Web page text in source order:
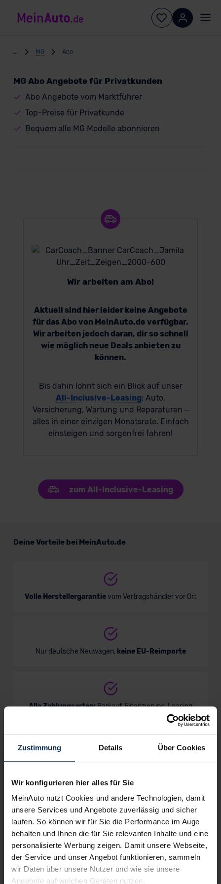
Zustimmung Details Über Cookies
Wir konfigurieren hier alles für Sie
MeinAuto nutzt Cookies und andere Technologien, damit
unsere Services und Angebote zuverlässig und sicher
laufen. So können wir für Sie die Performance im Auge
behalten und Ihnen die für Sie relevanten Inhalte und eine
personalisierte Werbung zeigen. Damit unsere Webseite,
der Service und unser Angebot funktionieren, sammeln
wir Daten über unsere Nutzer und wie sie unsere
Angebote auf welchen Geräten nutzen.
MG Abo
MG Abo Angebote für Privatkunden
Abo Angebote vom Marktführer
Top-Preise für Privatkunde
Bequem alle MG Modelle abonnieren
Wir arbeiten am Abo!
Aktuell sind hier leider keine Angebote
für das Abo von MeinAuto.de verfügbar.
Wir arbeiten jedoch daran, dir so schnell
wie möglich neue Deals anbieten zu
können.
Bis dahin lohnt sich ein Blick auf unser
All-Inclusive-Leasing: Auto,
Versicherung, Wartung und Reparaturen –
alles in einer einzigen Monatsrate. Einfach
einsteigen und sorgenfrei fahren!
zum All-Inclusive-Leasing
Deine Vorteile bei MeinAuto.de
Volle Herstellergarantievom Vertragshändler vor Ort
Nur deutsche Neuwagen, keine EU-Reimporte
Alle Zahlungsarten:Barkauf, Finanzierung, Leasing
Keine Kosten:
Wir sind stolz auf eine hohe
Kundenzufriedenheit!
MeinAuto.de hat langjährige Erfahrungen auf dem
Neuwagenmarkt in Deutschland. Unsere Kunden haben
dadurch ihr Wunschauto zum Top-Rabatt erhalten und